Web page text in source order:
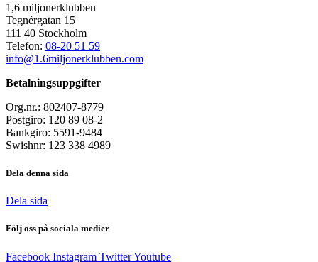
1,6 miljonerklubben
Tegnérgatan 15
111 40 Stockholm
Telefon: 08-20 51 59
info@1.6miljonerklubben.com
Betalningsuppgifter
Org.nr.: 802407-8779
Postgiro: 120 89 08-2
Bankgiro: 5591-9484
Swishnr: 123 338 4989
Dela denna sida
Dela sida
Följ oss på sociala medier
Facebook Instagram TwitterYoutube